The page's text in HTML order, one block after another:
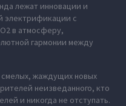
лежат инновации и
электрификации с
в атмосферу,
гармонии между
смелых, жаждущих новых
неизведанного, кто
и никогда не отступать.